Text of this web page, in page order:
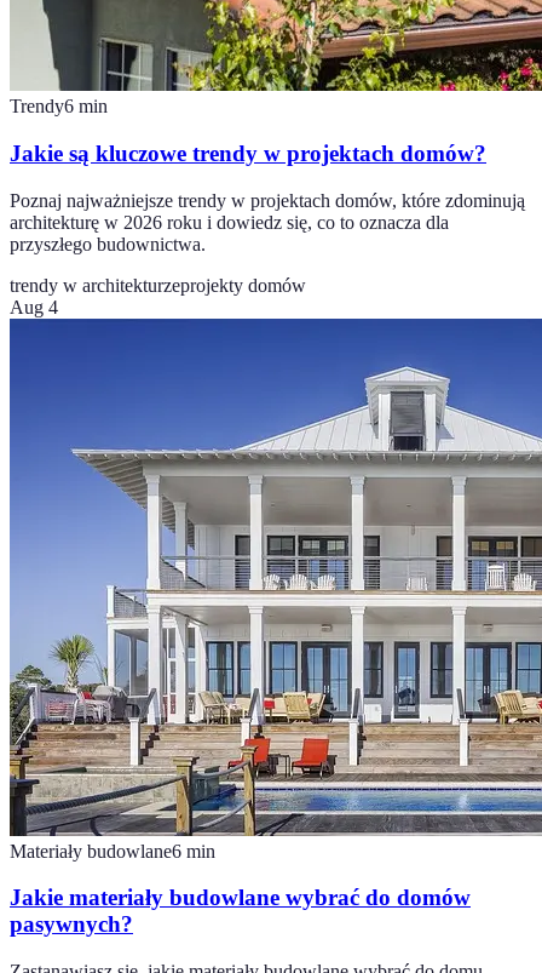
Trendy6 min
Jakie są kluczowe trendy w projektach domów?
Poznaj najważniejsze trendy w projektach domów, które zdominują
architekturę w 2026 roku i dowiedz się, co to oznacza dla
przyszłego budownictwa.
trendy w architekturzeprojekty domów
Aug 4
Materiały budowlane6 min
Jakie materiały budowlane wybrać do domów
pasywnych?